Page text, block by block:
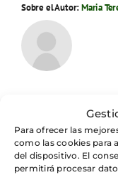
Para ofrecer las
como las cookies para
del dispositivo. El
permitirá procesar
Sobre el Autor:Maria
Artículos relacionados